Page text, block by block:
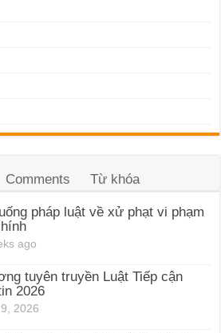
Comments Từ khóa
pháp luật về xử phạt vi phạm
ago
tuyên truyền Luật Tiếp cận
2026
2026